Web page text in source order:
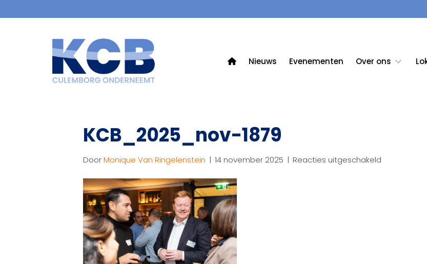
Nieuws Evenementen Over ons
KCB_2025_nov-1879
DoorMonique Van Ringelenstein | 14 november 2025 | Reacties uitgeschakeld